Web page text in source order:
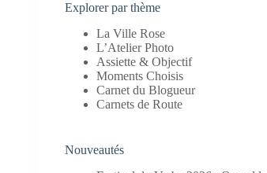
Explorer par thème
La Ville Rose
L’Atelier Photo
Assiette & Objectif
Moments Choisis
Carnet du Blogueur
Carnets de Route
Nouveautés